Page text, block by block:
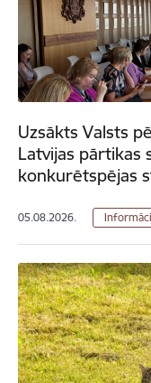
Uzsākts Valsts
Latvijas pārtikas
konkurētspējas
05.08.2026.